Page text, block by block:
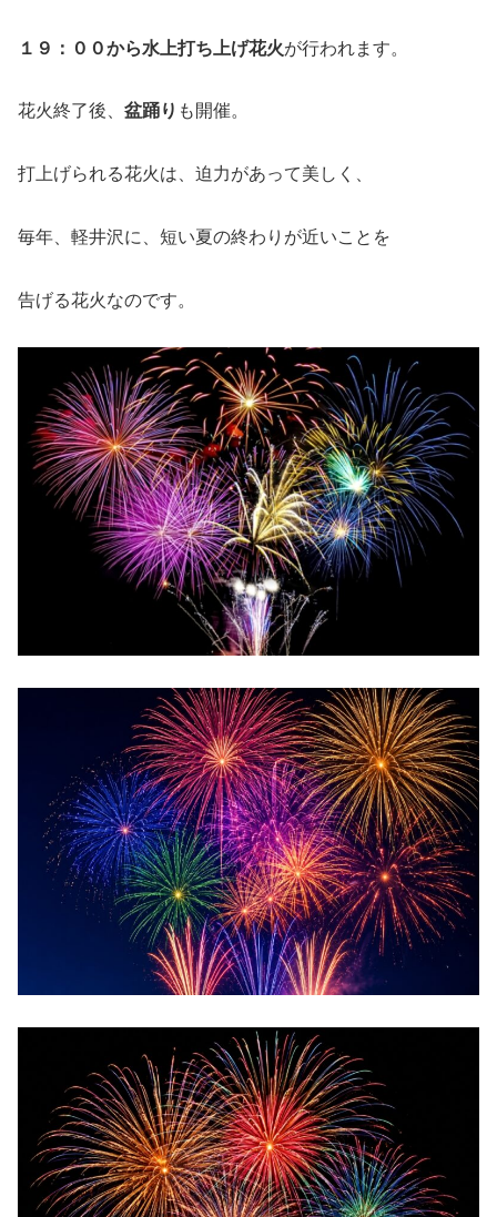
１９：００から水上打ち上げ花火が行われます。
花火終了後、 盆踊り も開催。
打上げられる花火は、迫力があって美しく、
毎年、軽井沢に、短い夏の終わりが近いことを
告げる花火なのです。